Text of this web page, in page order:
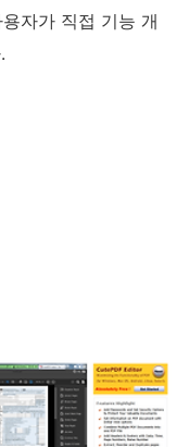
자가 직접 기능 개